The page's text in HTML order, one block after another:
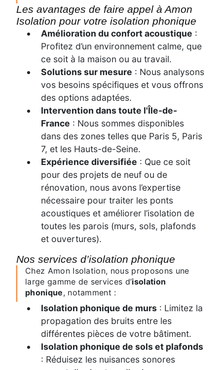
Les avantages de faire appel à Amon
Isolation pour votre isolation phonique
Amélioration du confort acoustique :
Profitez d’un environnement calme, que
ce soit à la maison ou au travail.
Solutions sur mesure : Nous analysons
vos besoins spécifiques et vous offrons
des options adaptées.
Intervention dans toute l'Île-de-
France : Nous sommes disponibles
dans des zones telles que Paris 5, Paris
7, et les Hauts-de-Seine.
Expérience diversifiée : Que ce soit
pour des projets de neuf ou de
rénovation, nous avons l’expertise
nécessaire pour traiter les ponts
acoustiques et améliorer l’isolation de
toutes les parois (murs, sols, plafonds
et ouvertures).
Nos services d’isolation phonique
Chez Amon Isolation, nous proposons une
large gamme de services d’isolation
phonique, notamment :
Isolation phonique de murs : Limitez la
propagation des bruits entre les
différentes pièces de votre bâtiment.
Isolation phonique de sols et plafonds
: Réduisez les nuisances sonores